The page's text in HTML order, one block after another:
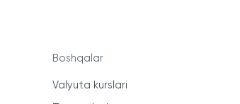
Boshqalar
Valyuta kurslari